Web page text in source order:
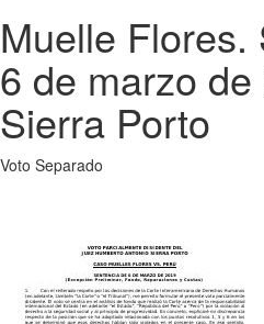
Muelle Flores.
6 de marzo
Sierra Porto
Voto Separado